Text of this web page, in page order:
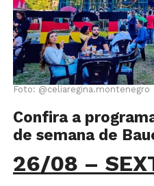
Foto: @celiaregina.montenegro
Confira a
de semana de
26/08 –